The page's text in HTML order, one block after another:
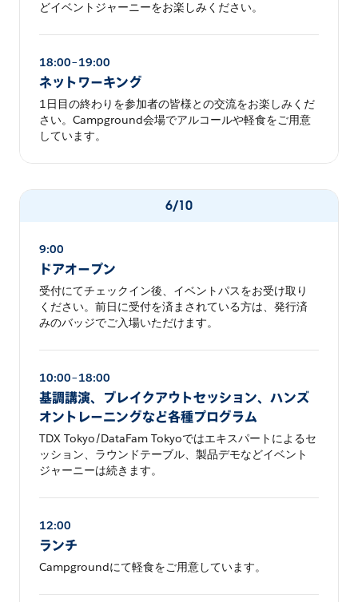
どイベントジャーニーをお楽しみください。
18:00–19:00
ネットワーキング
1日目の終わりを参加者の皆様との交流をお楽しみくだ
さい。Campground会場でアルコールや軽食をご用意
しています。
6/10
9:00
ドアオープン
受付にてチェックイン後、イベントパスをお受け取り
ください。前日に受付を済まされている方は、発行済
みのバッジでご入場いただけます。
10:00–18:00
基調講演、ブレイクアウトセッション、ハンズ
オントレーニングなど各種プログラム
TDX Tokyo/DataFam Tokyoではエキスパートによるセ
ッション、ラウンドテーブル、製品デモなどイベント
ジャーニーは続きます。
12:00
ランチ
Campgroundにて軽食をご用意しています。